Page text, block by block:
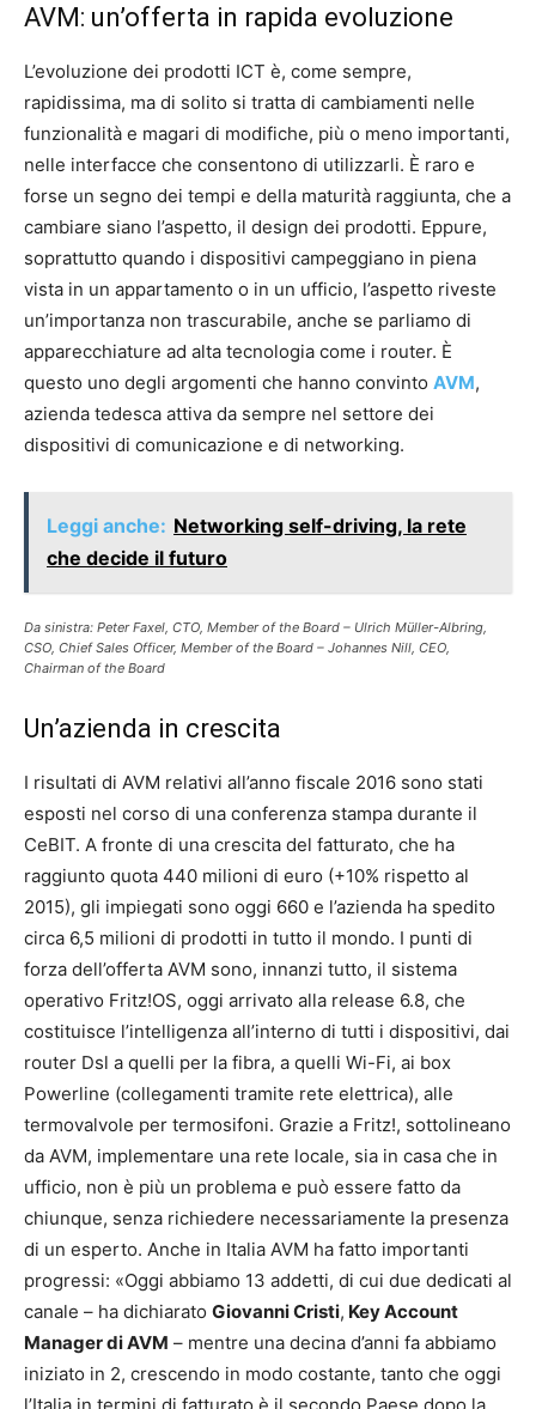
AVM: un’offerta in rapida evoluzione
L’evoluzione dei prodotti ICT è, come sempre,
rapidissima, ma di solito si tratta di cambiamenti nelle
funzionalità e magari di modifiche, più o meno importanti,
nelle interfacce che consentono di utilizzarli. È raro e
forse un segno dei tempi e della maturità raggiunta, che a
cambiare siano l’aspetto, il design dei prodotti. Eppure,
soprattutto quando i dispositivi campeggiano in piena
vista in un appartamento o in un ufficio, l’aspetto riveste
un’importanza non trascurabile, anche se parliamo di
apparecchiature ad alta tecnologia come i router. È
questo uno degli argomenti che hanno convinto AVM,
azienda tedesca attiva da sempre nel settore dei
dispositivi di comunicazione e di networking.
Leggi anche: Networking self-driving, la rete
che decide il futuro
Da sinistra: Peter Faxel, CTO, Member of the Board – Ulrich Müller-Albring,
CSO, Chief Sales Officer, Member of the Board – Johannes Nill, CEO,
Chairman of the Board
Un’azienda in crescita
I risultati di AVM relativi all’anno fiscale 2016 sono stati
esposti nel corso di una conferenza stampa durante il
CeBIT. A fronte di una crescita del fatturato, che ha
raggiunto quota 440 milioni di euro (+10% rispetto al
2015), gli impiegati sono oggi 660 e l’azienda ha spedito
circa 6,5 milioni di prodotti in tutto il mondo. I punti di
forza dell’offerta AVM sono, innanzi tutto, il sistema
operativo Fritz!OS, oggi arrivato alla release 6.8, che
costituisce l’intelligenza all’interno di tutti i dispositivi, dai
router Dsl a quelli per la fibra, a quelli Wi-Fi, ai box
Powerline (collegamenti tramite rete elettrica), alle
termovalvole per termosifoni. Grazie a Fritz!, sottolineano
da AVM, implementare una rete locale, sia in casa che in
ufficio, non è più un problema e può essere fatto da
chiunque, senza richiedere necessariamente la presenza
di un esperto. Anche in Italia AVM ha fatto importanti
progressi: «Oggi abbiamo 13 addetti, di cui due dedicati al
canale – ha dichiarato Giovanni Cristi, Key Account
Manager di AVM – mentre una decina d’anni fa abbiamo
iniziato in 2, crescendo in modo costante, tanto che oggi